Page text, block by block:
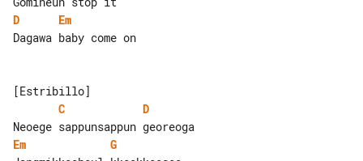
D
Em
Dagawa baby come on
C
D
Em
G